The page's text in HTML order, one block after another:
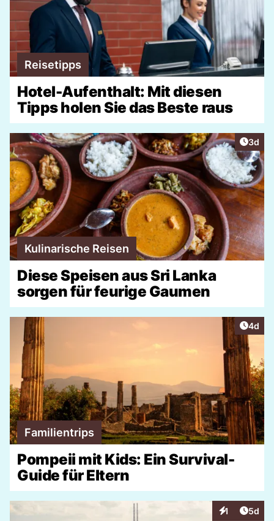
Reisetipps
Hotel-Aufenthalt: Mit diesen
Tipps holen Sie das Beste raus
3d
Kulinarische Reisen
Diese Speisen aus Sri Lanka
sorgen für feurige Gaumen
4d
Familientrips
Pompeii mit Kids: Ein Survival-
Guide für Eltern
1
Interaktionen
5d